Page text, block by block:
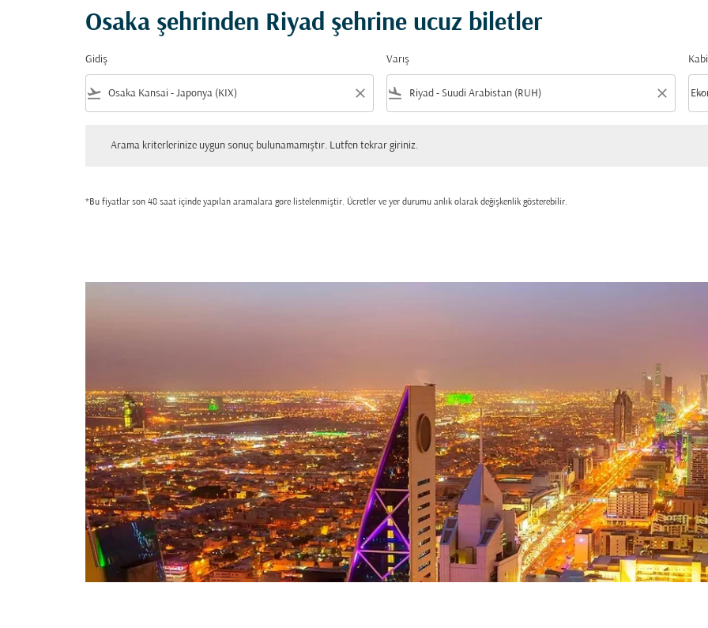
Osaka şehrinden Riyad şehrine ucuz biletler
Gidiş
flight_takeoff close
Varış
flight_land close keyboard_arrow_down
Arama kriterlerinize uygun sonuç bulunamamıştır. Lutfen tekrar giriniz.
*Bu fiyatlar son 48 saat içinde yapılan aramalara gore listelenmiştir. Ücretler ve yer durumu anlık olarak değişkenlik gösterebilir.